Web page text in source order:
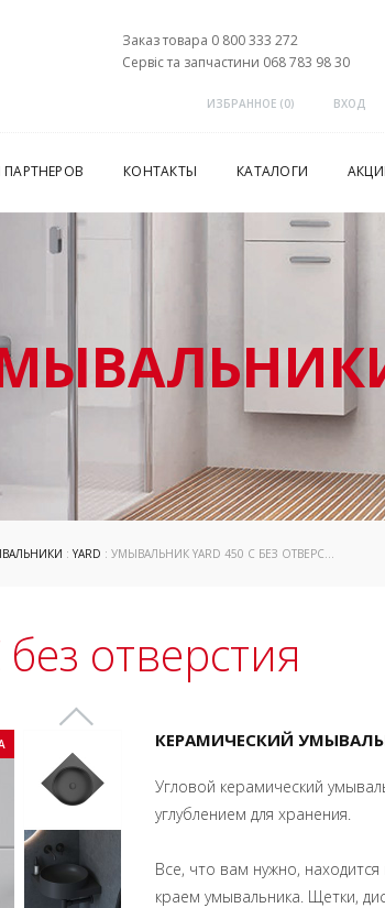
Заказ товара 0 800 333 272
Сервіс та запчастини 068 783 98 30
ИЗБРАННОЕ (0) ВХОД
ПАРТНЕРОВ КОНТАКТЫ КАТАЛОГИ
:YARD : УМЫВАЛЬНИК YARD 450 C БЕЗ ОТВЕРСТИЯ
отверстия
КЕРАМИЧЕСКИЙ
Угловой керамический
углублением для хранения.
Все, что вам нужно,
краем умывальника. Щетки,